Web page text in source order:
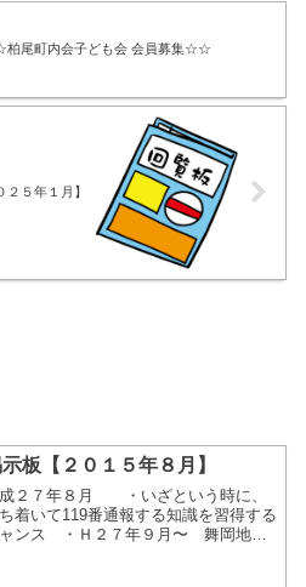
尾町内会子ども会 会員募集☆☆
２５年１月】
板【２０１５年８月】
２７年８月 ・いざという時に、
着いて119番通報する知識を習得する
ンス ・Ｈ２７年９月〜 舞岡地区